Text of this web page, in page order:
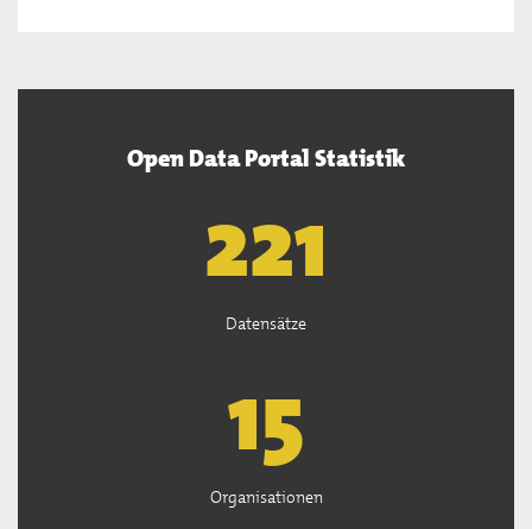
Open Data Portal Statistik
222
Datensätze
15
Organisationen